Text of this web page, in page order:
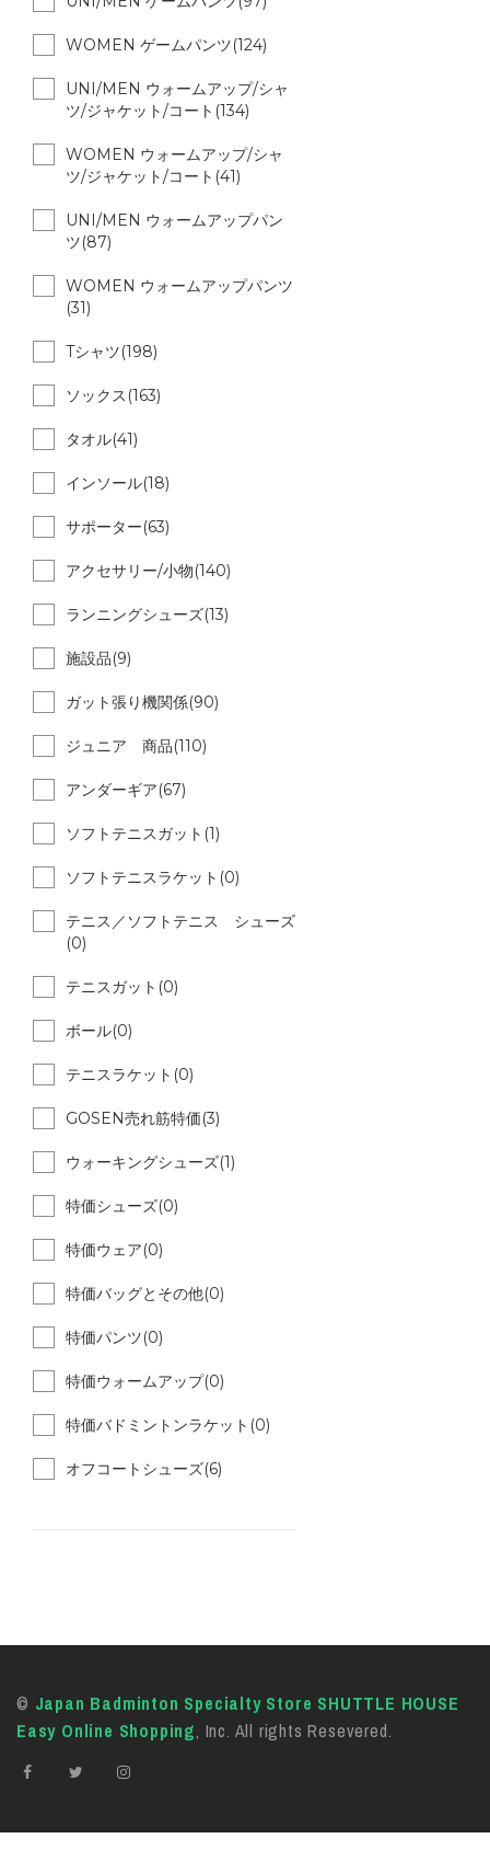
WOMEN ゲームパンツ(124)
UNI/MEN ウォームアップ/シャ
ツ/ジャケット/コート(134)
WOMEN ウォームアップ/シャ
ツ/ジャケット/コート(41)
UNI/MEN ウォームアップパン
ツ(87)
WOMEN ウォームアップパンツ
(31)
Tシャツ(198)
ソックス(163)
タオル(41)
インソール(18)
サポーター(63)
アクセサリー/小物(140)
ランニングシューズ(13)
施設品(9)
ガット張り機関係(90)
ジュニア 商品(110)
アンダーギア(67)
ソフトテニスガット(1)
ソフトテニスラケット(0)
テニス／ソフトテニス シューズ
(0)
テニスガット(0)
ボール(0)
テニスラケット(0)
GOSEN売れ筋特価(3)
ウォーキングシューズ(1)
特価シューズ(0)
特価ウェア(0)
特価バッグとその他(0)
特価パンツ(0)
特価ウォームアップ(0)
特価バドミントンラケット(0)
オフコートシューズ(6)
© Japan Badminton Specialty Store SHUTTLE HOUSE
Easy Online Shopping, Inc. All rights Resevered.